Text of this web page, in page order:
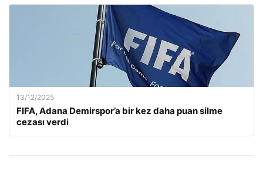
13/12/2025
FIFA, Adana Demirspor’a bir kez daha puan silme
cezası verdi